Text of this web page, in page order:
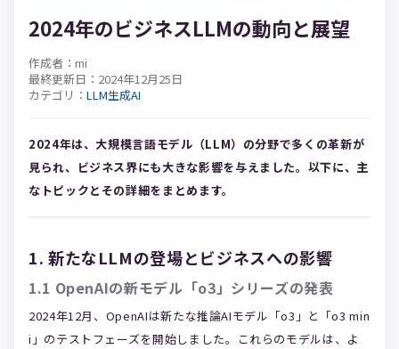
2024年のビジネスLLMの動向と展望
作成者：mi
最終更新日：2024年12月25日
カテゴリ： LLM生成AI
2024年は、大規模言語モデル（LLM）の分野で多くの革新が
見られ、ビジネス界にも大きな影響を与えました。以下に、主
なトピックとその詳細をまとめます。
1. 新たなLLMの登場とビジネスへの影響
1.1 OpenAIの新モデル「o3」シリーズの発表
2024年12月、OpenAIは新たな推論AIモデル「o3」と「o3 min
i」のテストフェーズを開始しました。これらのモデルは、よ